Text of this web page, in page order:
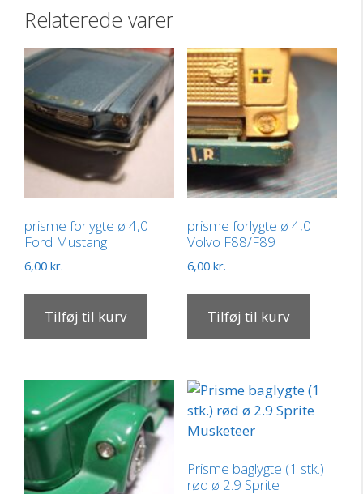
Relaterede varer
prisme forlygte ø 4,0
Ford Mustang
6,00 kr.
Tilføj til kurv
prisme forlygte ø 4,0
Volvo F88/F89
6,00 kr.
Tilføj til kurv
Prisme baglygte (1 stk.)
rød ø 2.9 Sprite